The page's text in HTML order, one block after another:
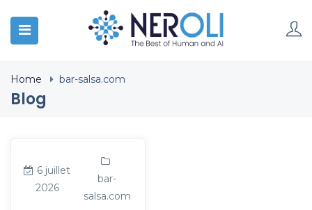
Home bar-salsa.com
Blog
6 juillet
2026
bar-
salsa.com